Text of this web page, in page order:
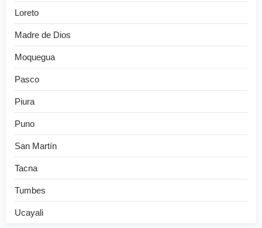
Loreto
Madre de Dios
Moquegua
Pasco
Piura
Puno
San Martín
Tacna
Tumbes
Ucayali